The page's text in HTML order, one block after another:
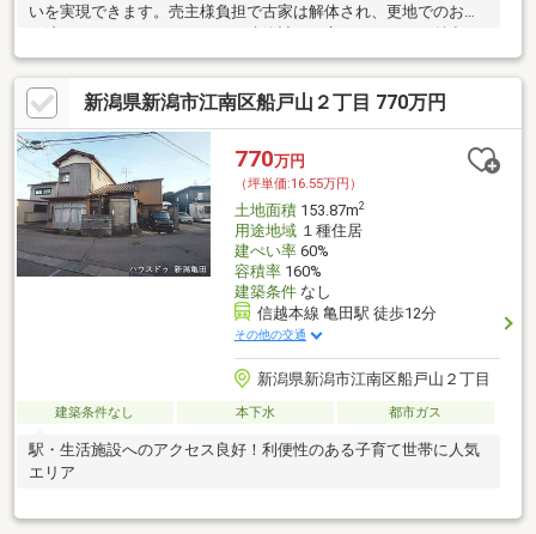
いを実現できます。売主様負担で古家は解体され、更地でのお引
す。
新潟県新潟市江南区船戸山２丁目 770万円
770万円
（坪単価:16.55万円）
土地面積153.87m2
用途地域１種住居
建ぺい率60%
容積率160%
建築条件なし
信越本線 亀田駅 徒歩12分
その他の交通
新潟県新潟市江南区船戸山２丁目
建築条件なし 本下水 都市ガス
駅・生活施設へのアクセス良好！利便性のある子育て世帯に人気
エリア